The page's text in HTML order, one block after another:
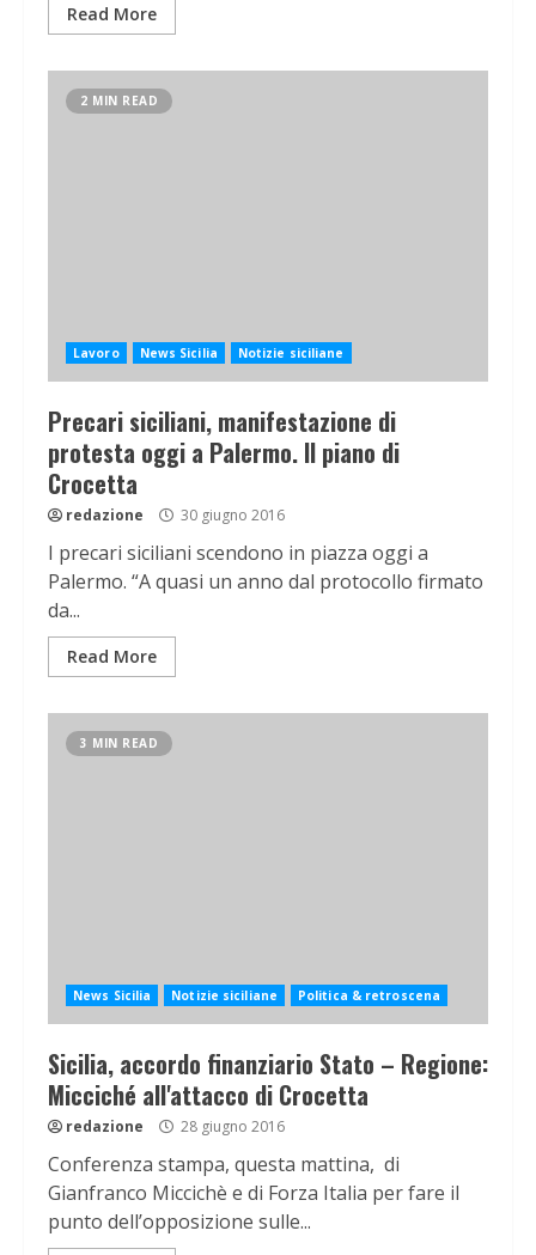
Read More
2 MIN READ
Lavoro News Sicilia Notizie siciliane
Precari siciliani, manifestazione di
protesta oggi a Palermo. Il piano di
Crocetta
redazione 30 giugno 2016
I precari siciliani scendono in piazza oggi a
Palermo. “A quasi un anno dal protocollo firmato
da...
Read More
3 MIN READ
News Sicilia Notizie siciliane Politica & retroscena
Sicilia, accordo finanziario Stato – Regione:
Micciché all'attacco di Crocetta
redazione 28 giugno 2016
Conferenza stampa, questa mattina, di
Gianfranco Miccichè e di Forza Italia per fare il
punto dell’opposizione sulle...